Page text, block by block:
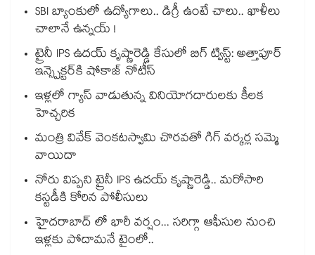
SBI బ్యాంకులో ఉద్యోగాలు.. డిగ్రీ ఉంటే చాలు.. ఖాళీలు
చాలానే ఉన్నయ్ !
ట్రైనీ IPS ఉదయ్ కృష్ణారెడ్డి కేసులో బిగ్ ట్విస్ట్: అత్తాపూర్
ఇన్స్పెక్టర్‎కి షోకాజ్ నోటీస్
ఇళ్లలో గ్యాస్ వాడుతున్న వినియోగదారులకు కీలక
హెచ్చరిక
మంత్రి వివేక్ వెంకటస్వామి చొరవతో గిగ్ వర్కర్ల సమ్మె
వాయిదా
నోరు విప్పని ట్రైనీ IPS ఉదయ్ కృష్ణారెడ్డి.. మరోసారి
కస్టడీకి కోరిన పోలీసులు
హైదరాబాద్ లో భారీ వర్షం... సరిగ్గా ఆఫీసుల నుంచి
ఇళ్లకు పోదామనే టైంలో..